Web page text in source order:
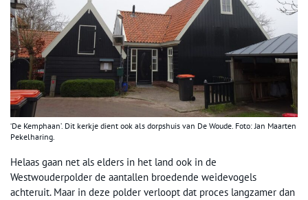
‘De Kemphaan’. Dit kerkje dient ook als dorpshuis van De Woude. Foto: Jan Maarten
Pekelharing.
Helaas gaan net als elders in het land ook in de
Westwouderpolder de aantallen broedende weidevogels
achteruit. Maar in deze polder verloopt dat proces langzamer dan